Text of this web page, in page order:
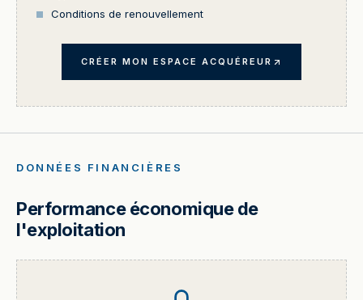
Conditions de renouvellement
CRÉER MON ESPACE ACQUÉREUR
DONNÉES FINANCIÈRES
Performance économique de
l'exploitation